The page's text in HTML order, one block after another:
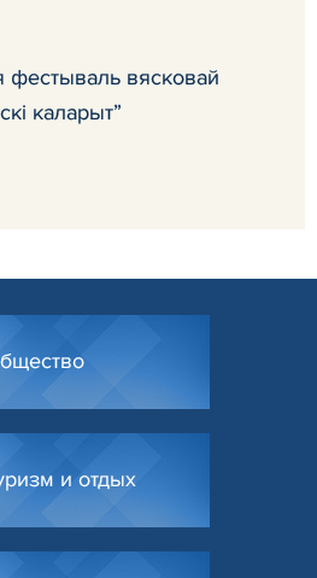
фестываль вясковай
каларыт”
и отдых